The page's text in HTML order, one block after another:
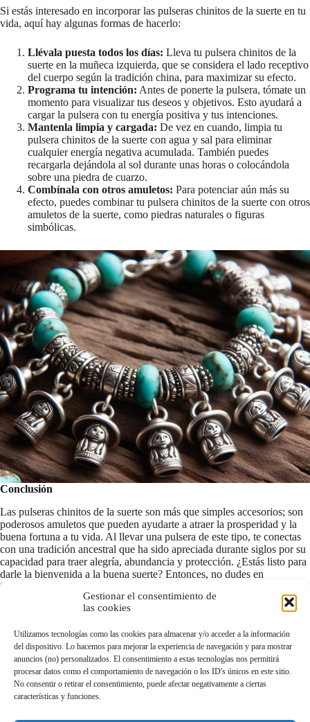
Gestionar el consentimiento de
las cookies
Utilizamos tecnologías como las cookies para almacenar y/o acceder a la información
del dispositivo. Lo hacemos para mejorar la experiencia de navegación y para mostrar
anuncios (no) personalizados. El consentimiento a estas tecnologías nos permitirá
procesar datos como el comportamiento de navegación o los ID's únicos en este sitio.
No consentir o retirar el consentimiento, puede afectar negativamente a ciertas
características y funciones.
Años 80 y
90 - para
Pulseras
Mochilas
Estuches
Retrovisor
- Incluye
Bolsa
de Madera
de los
Años 80 y
Pulseras
Colgantes
Mochilas
Estuches
Retrovisor
con cordel
: un
Chinito
cm y el
otro
tamaño
normal,
para colgar
en bolsos,
mochilas,
cremallera
s.
Bagcharms
Figuras de
acción,
colección
de Chicos
Lindos,
Proyecto
Escolar,
artesanías,
favores del
Partido
Si estás interesado en incorporar las pulseras chinitos de la suerte en tu
vida, aquí hay algunas formas de hacerlo:
Llévala puesta todos los días: Lleva tu pulsera chinitos de la
suerte en la muñeca izquierda, que se considera el lado receptivo
del cuerpo según la tradición china, para maximizar su efecto.
Programa tu intención: Antes de ponerte la pulsera, tómate un
momento para visualizar tus deseos y objetivos. Esto ayudará a
cargar la pulsera con tu energía positiva y tus intenciones.
Mantenla limpia y cargada: De vez en cuando, limpia tu
pulsera chinitos de la suerte con agua y sal para eliminar
cualquier energía negativa acumulada. También puedes
recargarla dejándola al sol durante unas horas o colocándola
sobre una piedra de cuarzo.
Combínala con otros amuletos: Para potenciar aún más su
efecto, puedes combinar tu pulsera chinitos de la suerte con otros
amuletos de la suerte, como piedras naturales o figuras
simbólicas.
Conclusión
Las pulseras chinitos de la suerte son más que simples accesorios; son
poderosos amuletos que pueden ayudarte a atraer la prosperidad y la
buena fortuna a tu vida. Al llevar una pulsera de este tipo, te conectas
con una tradición ancestral que ha sido apreciada durante siglos por su
capacidad para traer alegría, abundancia y protección. ¿Estás listo para
darle la bienvenida a la buena suerte? Entonces, no dudes en
incorporar una pulsera chinitos de la suerte en tu vida y deja que la
magia comience a fluir.
Otros amuletos de la suerte que podrían interesarte
Amuleto de Yin Yang: Significado, poder y protección Descubre el poder del nudo de la bruja para protegerte y atraer la buena suerte